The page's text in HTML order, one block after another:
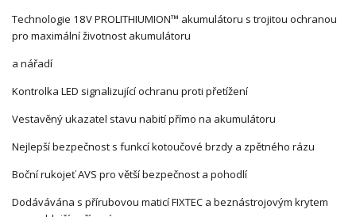
Technologie 18V PROLITHIUMION™ akumulátoru s trojitou ochranou
pro maximální životnost akumulátoru
a nářadí
Kontrolka LED signalizující ochranu proti přetížení
Vestavěný ukazatel stavu nabití přímo na akumulátoru
Nejlepší bezpečnost s funkcí kotoučové brzdy a zpětného rázu
Boční rukojeť AVS pro větší bezpečnost a pohodlí
Dodávávána s přírubovou maticí FIXTEC a beznástrojovým krytem